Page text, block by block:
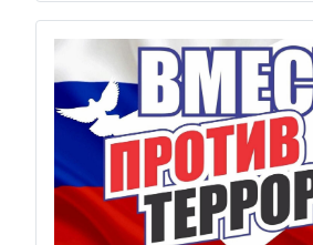
Previous